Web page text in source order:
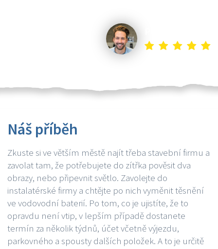
Náš příběh
Zkuste si ve větším městě najít třeba stavební firmu a
zavolat tam, že potřebujete do zítřka pověsit dva
obrazy, nebo připevnit světlo. Zavolejte do
instalatérské firmy a chtějte po nich vyměnit těsnění
ve vodovodní baterií. Po tom, co je ujistíte, že to
opravdu není vtip, v lepším případě dostanete
termín za několik týdnů, účet včetně výjezdu,
parkovného a spousty dalších položek. A to je určitě